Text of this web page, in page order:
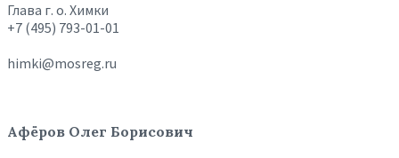
Глава г. о. Химки
+7 (495) 793-01-01
himki@mosreg.ru
Афёров Олег Борисович